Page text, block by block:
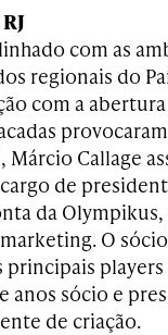
com as
regionais do
com a
Márcio Callage
de
da
O
anos sócio e
de criação.